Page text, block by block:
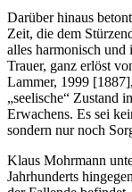
Darüber hinaus
Zeit, die dem
alles harmonisch
Trauer, ganz erlöst
Lammer, 1999
„seelische“ Zustand
Erwachens. Es sei
sondern nur noch
Klaus Mohrmann
Jahrhunderts